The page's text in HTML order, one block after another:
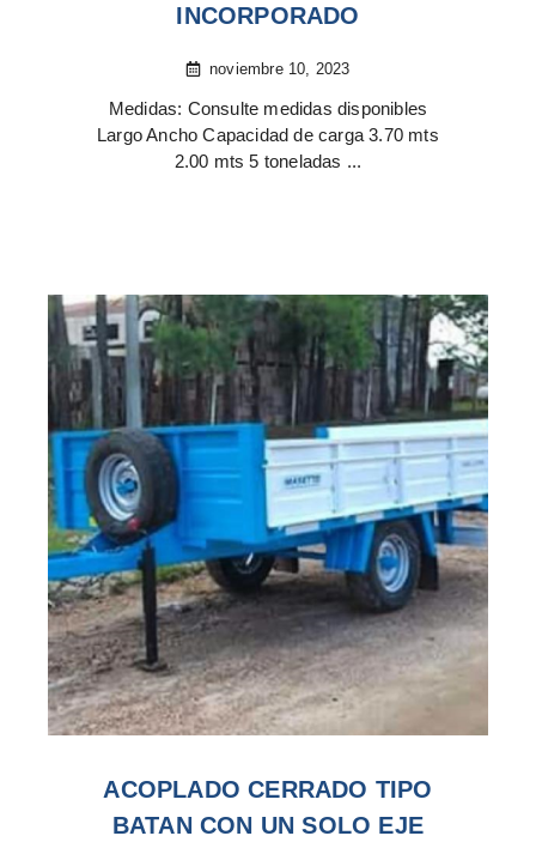
INCORPORADO
noviembre 10, 2023
Medidas: Consulte medidas disponibles
Largo Ancho Capacidad de carga 3.70 mts
2.00 mts 5 toneladas ...
ACOPLADO CERRADO TIPO
BATAN CON UN SOLO EJE